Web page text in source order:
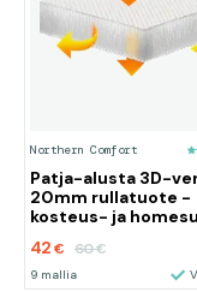
Northern Comfort
Patja-alusta 3D-
20mm rullatuote -
kosteus- ja
42€ 60€
9 mallia